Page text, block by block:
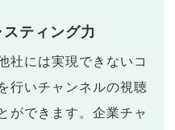
ティング力
社には実現できないコ
行いチャンネルの視聴
ができます。企業チャ